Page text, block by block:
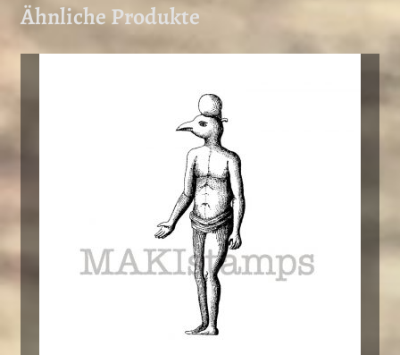
Ähnliche Produkte